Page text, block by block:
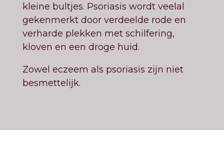
kleine bultjes. Psoriasis wordt veelal
gekenmerkt door verdeelde rode en
verharde plekken met schilfering,
kloven en een droge huid.
Zowel eczeem als psoriasis zijn niet
besmettelijk.